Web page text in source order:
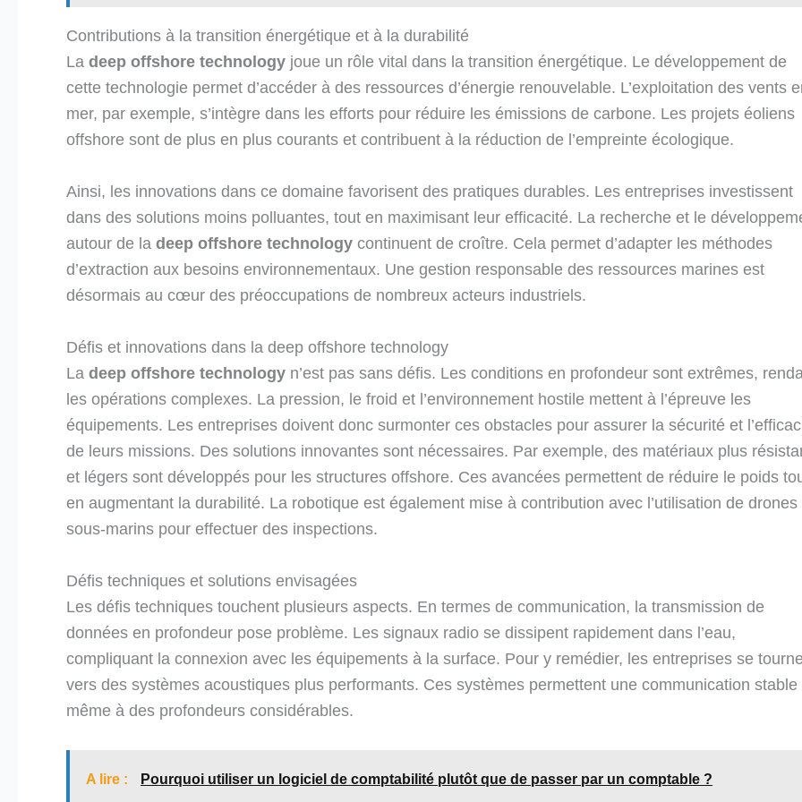
Contributions à la transition énergétique et à la durabilité
La deep offshore technology joue un rôle vital dans la transition énergétique. Le développement de
cette technologie permet d’accéder à des ressources d’énergie renouvelable. L’exploitation des vents
mer, par exemple, s’intègre dans les efforts pour réduire les émissions de carbone. Les projets éoliens
offshore sont de plus en plus courants et contribuent à la réduction de l’empreinte écologique.
Ainsi, les innovations dans ce domaine favorisent des pratiques durables. Les entreprises investissent
dans des solutions moins polluantes, tout en maximisant leur efficacité. La recherche et le
autour de la deep offshore technology continuent de croître. Cela permet d’adapter les méthodes
d’extraction aux besoins environnementaux. Une gestion responsable des ressources marines est
désormais au cœur des préoccupations de nombreux acteurs industriels.
Défis et innovations dans la deep offshore technology
La deep offshore technology n’est pas sans défis. Les conditions en profondeur sont extrêmes,
les opérations complexes. La pression, le froid et l’environnement hostile mettent à l’épreuve les
équipements. Les entreprises doivent donc surmonter ces obstacles pour assurer la sécurité et
de leurs missions. Des solutions innovantes sont nécessaires. Par exemple, des matériaux plus
et légers sont développés pour les structures offshore. Ces avancées permettent de réduire le poids
en augmentant la durabilité. La robotique est également mise à contribution avec l’utilisation de drones
sous-marins pour effectuer des inspections.
Défis techniques et solutions envisagées
Les défis techniques touchent plusieurs aspects. En termes de communication, la transmission de
données en profondeur pose problème. Les signaux radio se dissipent rapidement dans l’eau,
compliquant la connexion avec les équipements à la surface. Pour y remédier, les entreprises se
vers des systèmes acoustiques plus performants. Ces systèmes permettent une communication stable
même à des profondeurs considérables.
A lire : Pourquoi utiliser un logiciel de comptabilité plutôt que de passer par un comptable ?